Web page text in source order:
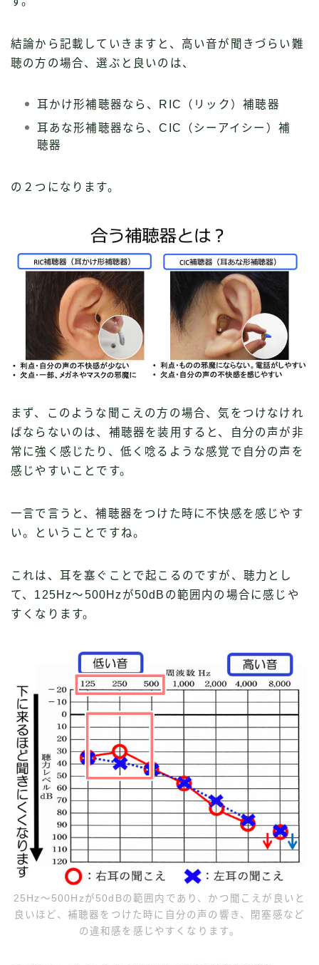
結論から記載していきますと、高い音が聞きづらい難
聴の方の場合、選ぶと良いのは、
耳かけ形補聴器なら、RIC（リック）補聴器
耳あな形補聴器なら、CIC（シーアイシー）補
聴器
の２つになります。
まず、このような聞こえの方の場合、気をつけなけれ
ばならないのは、補聴器を装用すると、自分の声が非
常に強く感じたり、低く唸るような感覚で自分の声を
感じやすいことです。
一言で言うと、補聴器をつけた時に不快感を感じやす
い。ということですね。
これは、耳を塞ぐことで起こるのですが、聴力とし
て、125Hz〜500Hzが50dBの範囲内の場合に感じや
すくなります。
25Hz〜500Hzが50dBの範囲内であり、かつ聞こえが良いと
良いほど、補聴器をつけた時に自分の声の響き、閉塞感など
の違和感を感じやすくなります。